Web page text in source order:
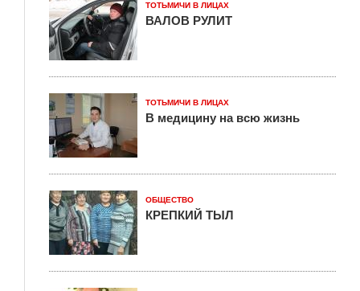
ТОТЬМИЧИ В ЛИЦАХ
ВАЛОВ РУЛИТ
ТОТЬМИЧИ В ЛИЦАХ
В медицину на всю жизнь
ОБЩЕСТВО
КРЕПКИЙ ТЫЛ